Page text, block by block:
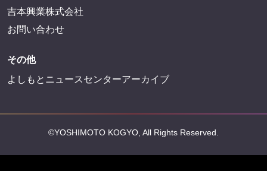
吉本興業株式会社
お問い合わせ
その他
よしもとニュースセンターアーカイブ
©YOSHIMOTO KOGYO, All Rights Reserved.